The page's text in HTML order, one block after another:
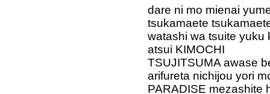
dare ni mo mienai
tsukamaete
watashi wa tsuite yuku
atsui KIMOCHI
TSUJITSUMA awase
arifureta nichijou yori
PARADISE mezashite